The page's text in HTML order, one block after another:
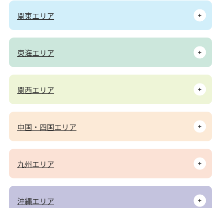
関東エリア
東海エリア
関西エリア
中国・四国エリア
九州エリア
沖縄エリア